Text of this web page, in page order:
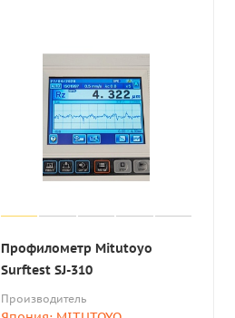
Профилометр Mitutoyo
Surftest SJ-310
Производитель